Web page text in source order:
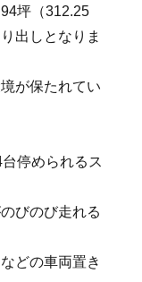
坪（312.25
出しとなりま
が保たれてい
停められるス
びのび走れる
どの車両置き